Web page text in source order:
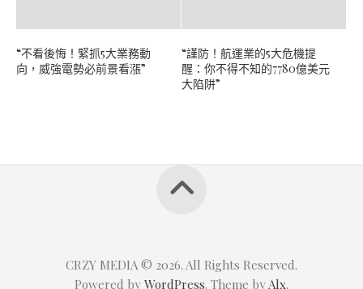
“不看後悔！緊抓5大業務動
向，威強電勢必前景看漲”
“謹防！航運業的5大危機提
醒：你不得不知的7780億美元
大陷阱”
CRZY MEDIA © 2026. All Rights Reserved.
Powered by WordPress. Theme by Alx.